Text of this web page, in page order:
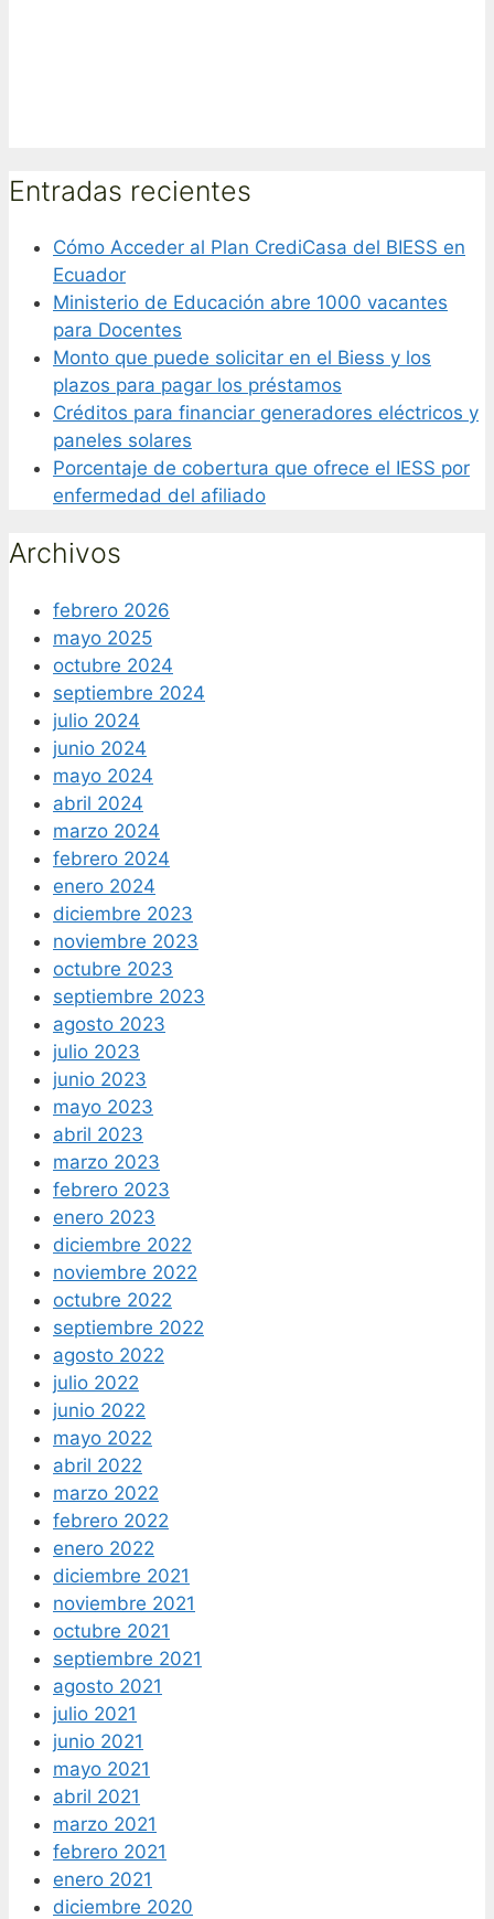
Entradas recientes
Cómo Acceder al Plan CrediCasa del BIESS en
Ecuador
Ministerio de Educación abre 1000 vacantes
para Docentes
Monto que puede solicitar en el Biess y los
plazos para pagar los préstamos
Créditos para financiar generadores eléctricos y
paneles solares
Porcentaje de cobertura que ofrece el IESS por
enfermedad del afiliado
Archivos
febrero 2026
mayo 2025
octubre 2024
septiembre 2024
julio 2024
junio 2024
mayo 2024
abril 2024
marzo 2024
febrero 2024
enero 2024
diciembre 2023
noviembre 2023
octubre 2023
septiembre 2023
agosto 2023
julio 2023
junio 2023
mayo 2023
abril 2023
marzo 2023
febrero 2023
enero 2023
diciembre 2022
noviembre 2022
octubre 2022
septiembre 2022
agosto 2022
julio 2022
junio 2022
mayo 2022
abril 2022
marzo 2022
febrero 2022
enero 2022
diciembre 2021
noviembre 2021
octubre 2021
septiembre 2021
agosto 2021
julio 2021
junio 2021
mayo 2021
abril 2021
marzo 2021
febrero 2021
enero 2021
diciembre 2020